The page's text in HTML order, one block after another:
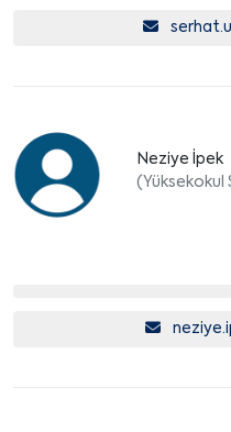
Neziye İpek
(Yüksekokul